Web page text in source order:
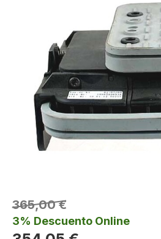
365,00 €
3% Descuento Online